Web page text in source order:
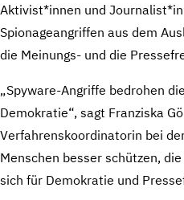
Aktivist*innen und
Spionageangriffen aus dem
die Meinungs- und die
„Spyware-Angriffe bedrohen
Demokratie“, sagt Franziska
Verfahrenskoordinatorin bei
Menschen besser schützen,
sich für Demokratie und